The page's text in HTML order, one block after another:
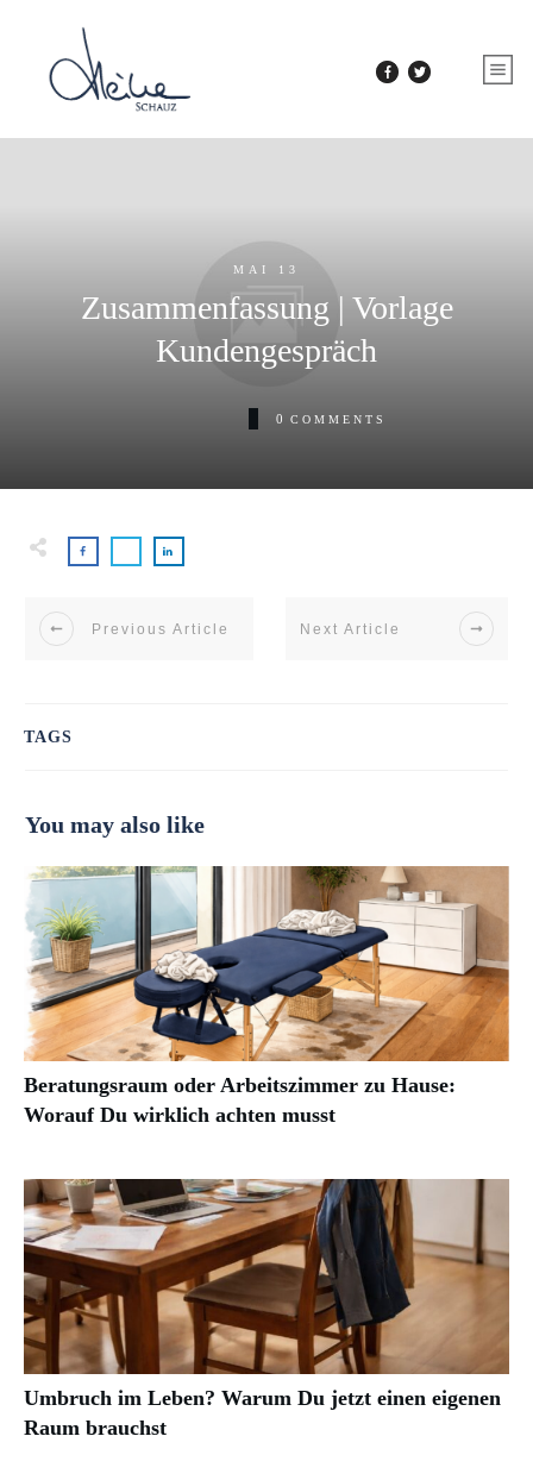
MAI 13
Zusammenfassung | Vorlage
Kundengespräch
0 COMMENTS
Previous Article Next Article
TAGS
You may also like
Beratungsraum oder Arbeitszimmer zu Hause:
Worauf Du wirklich achten musst
Umbruch im Leben? Warum Du jetzt einen eigenen
Raum brauchst